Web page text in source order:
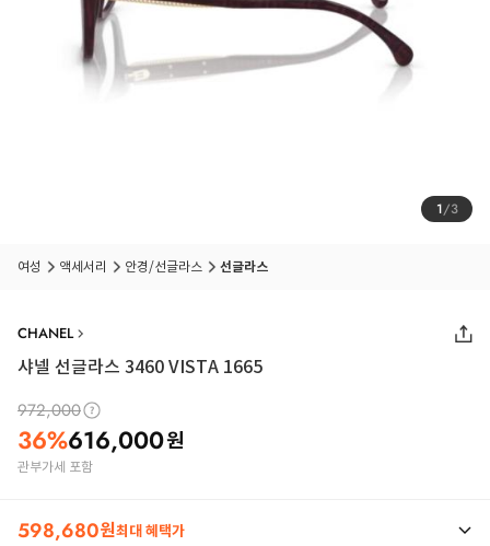
1/3
여성 액세서리 안경/선글라스 선글라스
CHANEL
샤넬 선글라스 3460 VISTA 1665
972,000
36%616,000원
관부가세 포함
598,680원최대 혜택가